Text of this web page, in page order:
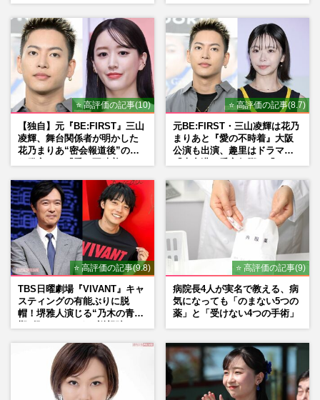
⭐ 高評価の記事(10)
【独自】元『BE:FIRST』三山
凌輝、舞台関係者が明かした
花乃まりあ“密会報道後”の呆
⭐ 高評価の記事(8.7)
元BE:FIRST・三山凌輝は花乃
まりあと『愛の不時着』大阪
公演も出演、趣里はドラマ
⭐ 高評価の記事(9.8)
TBS日曜劇場『VIVANT』キャ
スティングの有能ぶりに脱
帽！堺雅人演じる“乃木の青年
マン長男・櫻井海音だった
⭐ 高評価の記事(9)
病院長4人が実名で教える、病
気になっても「のまない5つの
薬」と「受けない4つの手術」